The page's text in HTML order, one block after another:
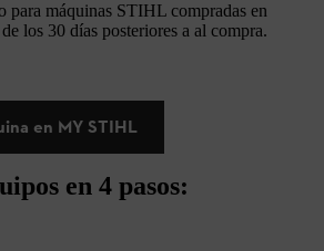
para máquinas STIHL compradas en
los 30 días posteriores a al compra.
en MY STIHL
en 4 pasos: